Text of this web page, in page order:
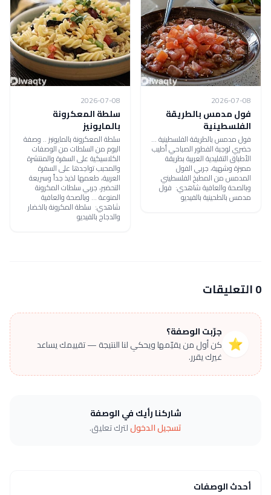
2026-07-08
فول مدمس بالطريقة
الفلسطينية
فول مدمس بالطريقة الفلسطينية ...
حضري لوجبة الفطور الصباحي أطيب
الأطباق التقليدية العربية بطريقة
مميزة وشهية، جربي الفول
المدمس من المطبخ الفلسطيني
وبالصحة والعافية شاهدي: فول
مدمس بالطحينية بالفيديو
2026-07-08
سلطة المعكرونة
بالمايونيز
سلطة المعكرونة بالمايونيز .. وصفة
اليوم من السلطات من الوصفات
الكلاسيكية على السفرة والمنتشرة
والمحبب تواجدها على السفرة
العربية، طعمها لذيذ جداً وسريعة
التحضير، جربي سلطات المكرونة
المنوعة ... وبالصحة والعافية
شاهدي: سلطة المكرونة بالخضار
والدجاج بالفيديو
0 التعليقات
⭐
جرّبت الوصفة؟
كن أول من يقيّمها ويحكي لنا النتيجة — تقييمك يساعد
غيرك يقرر.
شاركنا رأيك في الوصفة
تسجيل الدخوللترك تعليق.
أحدث الوصفات